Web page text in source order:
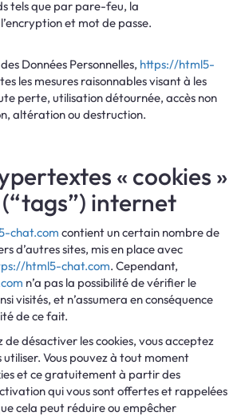
tels que par pare-feu, la
et mot de passe.
Données Personnelles, https://html5-
les mesures raisonnables visant à les
perte, utilisation détournée, accès non
altération ou destruction.
« cookies »
internet
chat.com contient un certain nombre de
d’autres sites, mis en place avec
html5-chat.com. Cependant,
n’a pas la possibilité de vérifier le
visités, et n’assumera en conséquence
de ce fait.
de désactiver les cookies, vous acceptez
utiliser. Vous pouvez à tout moment
et ce gratuitement à partir des
qui vous sont offertes et rappelées
cela peut réduire ou empêcher